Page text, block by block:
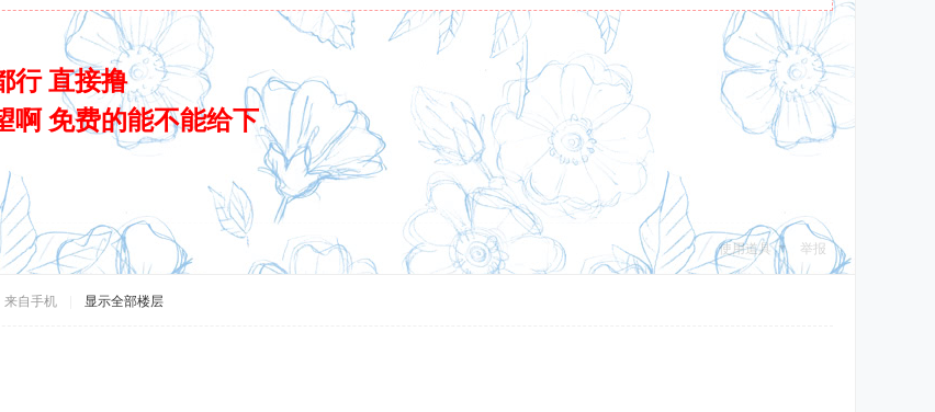
行 直接撸
啊 免费的能不能给下
使用道具 举报
来自手机 显示全部楼层